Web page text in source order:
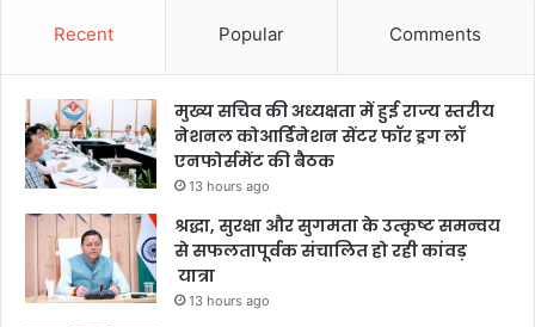
Recent Popular Comments
मुख्य सचिव की अध्यक्षता में हुई राज्य स्तरीय
नेशनल कोआर्डिनेशन सेंटर फॉर ड्रग लॉ
एनफोर्समेंट की बैठक
13 hours ago
श्रद्धा, सुरक्षा और सुगमता के उत्कृष्ट समन्वय
से सफलतापूर्वक संचालित हो रही कांवड़
यात्रा
13 hours ago